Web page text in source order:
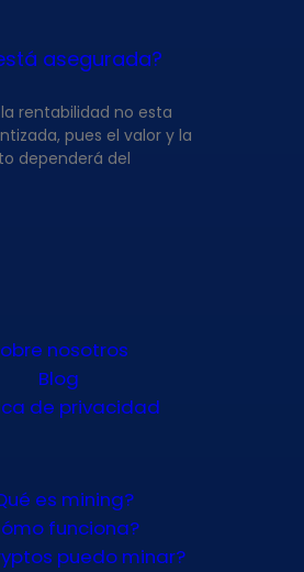
asegurada?
rentabilidad no esta
pues el valor y la
dependerá del
nosotros
Blog
de privacidad
es mining?
funciona?
puedo minar?